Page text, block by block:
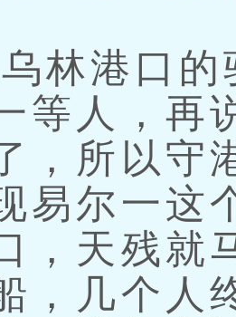
林港口的
等人，再
，所以守
易尔一这
，天残就
，几个人